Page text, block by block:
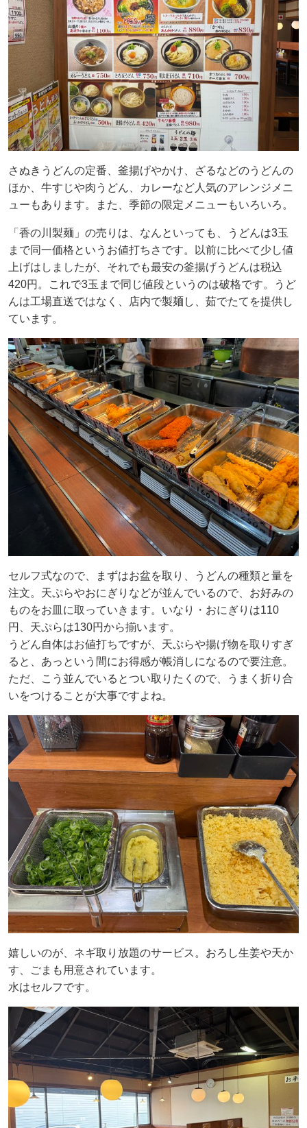
さぬきうどんの定番、釜揚げやかけ、ざるなどのうどんの
ほか、牛すじや肉うどん、カレーなど人気のアレンジメニ
ューもあります。また、季節の限定メニューもいろいろ。
「香の川製麺」の売りは、なんといっても、うどんは3玉
まで同一価格というお値打ちさです。以前に比べて少し値
上げはしましたが、それでも最安の釜揚げうどんは税込
420円。これで3玉まで同じ値段というのは破格です。うど
んは工場直送ではなく、店内で製麺し、茹でたてを提供し
ています。
セルフ式なので、まずはお盆を取り、うどんの種類と量を
注文。天ぷらやおにぎりなどが並んでいるので、お好みの
ものをお皿に取っていきます。いなり・おにぎりは110
円、天ぷらは130円から揃います。
うどん自体はお値打ちですが、天ぷらや揚げ物を取りすぎ
ると、あっという間にお得感が帳消しになるので要注意。
ただ、こう並んでいるとつい取りたくので、うまく折り合
いをつけることが大事ですよね。
嬉しいのが、ネギ取り放題のサービス。おろし生姜や天か
す、ごまも用意されています。
水はセルフです。